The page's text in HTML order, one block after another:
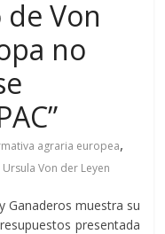
Von
no
agraria europea,
Ursula Von der Leyen
Ganaderos muestra su
presentada